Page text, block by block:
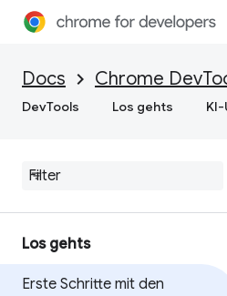
Docs Chrome
DevTools Los gehts
Los gehts
Erste Schritte mit den